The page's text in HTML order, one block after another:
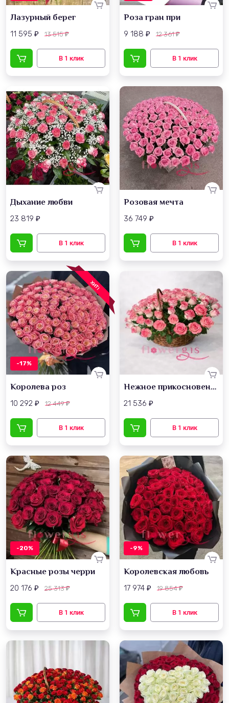
Лазурный берег
11 595 ₽ 13 515₽
Роза гран при
9 188 ₽ 12 361₽
Дыхание любви
23 819 ₽
Розовая мечта
36 749 ₽
ХИТ!
-17%
Королева роз
10 292 ₽ 12 449₽
Нежное прикосновение
21 536 ₽
-20%
Красные розы черри
20 176 ₽ 25 313₽
-9%
Королевская любовь
17 974 ₽ 19 854₽